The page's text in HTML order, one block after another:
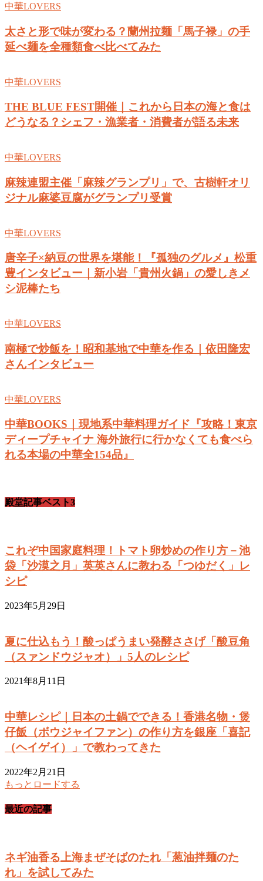
中華LOVERS
太さと形で味が変わる？蘭州拉麺「馬子禄」の手
延べ麺を全種類食べ比べてみた
中華LOVERS
THE BLUE FEST開催｜これから日本の海と食は
どうなる？シェフ・漁業者・消費者が語る未来
中華LOVERS
麻辣連盟主催「麻辣グランプリ」で、古樹軒オリ
ジナル麻婆豆腐がグランプリ受賞
中華LOVERS
唐辛子×納豆の世界を堪能！『孤独のグルメ』松重
豊インタビュー｜新小岩「貴州火鍋」の愛しきメ
シ泥棒たち
中華LOVERS
南極で炒飯を！昭和基地で中華を作る｜依田隆宏
さんインタビュー
中華LOVERS
中華BOOKS｜現地系中華料理ガイド『攻略！東京
ディープチャイナ 海外旅行に行かなくても食べら
れる本場の中華全154品』
殿堂記事ベスト3
これぞ中国家庭料理！トマト卵炒めの作り方－池
袋「沙漠之月」英英さんに教わる「つゆだく」レ
シピ
2023年5月29日
夏に仕込もう！酸っぱうまい発酵ささげ「酸豆角
（スァンドウジャオ）」5人のレシピ
2021年8月11日
中華レシピ｜日本の土鍋でできる！香港名物・煲
仔飯（ボウジャイファン）の作り方を銀座「喜記
（ヘイゲイ）」で教わってきた
2022年2月21日
もっとロードする
最近の記事
ネギ油香る上海まぜそばのたれ「葱油拌麺のた
れ」を試してみた